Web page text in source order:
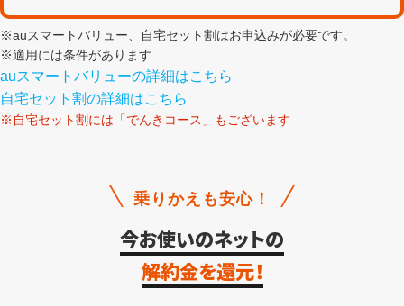
※auスマートバリュー、自宅セット割はお申込みが必要です。
※適用には条件があります
auスマートバリューの詳細はこちら
自宅セット割の詳細はこちら
※自宅セット割には「でんきコース」もございます
乗りかえも安心！
今お使いのネットの
解約金を還元！